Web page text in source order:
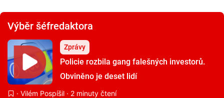
Výběr šéfredaktora
Zprávy
Policie rozbila gang falešných investorů.
Obviněno je deset lidí
· Vilém Pospíšil · 2 minuty čtení